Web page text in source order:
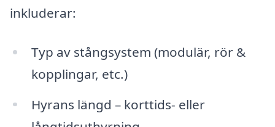
inkluderar:
Typ av stångsystem (modulär, rör &
kopplingar, etc.)
Hyrans längd – korttids- eller